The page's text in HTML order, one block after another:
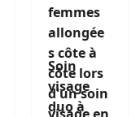
Soin
visage
duo à